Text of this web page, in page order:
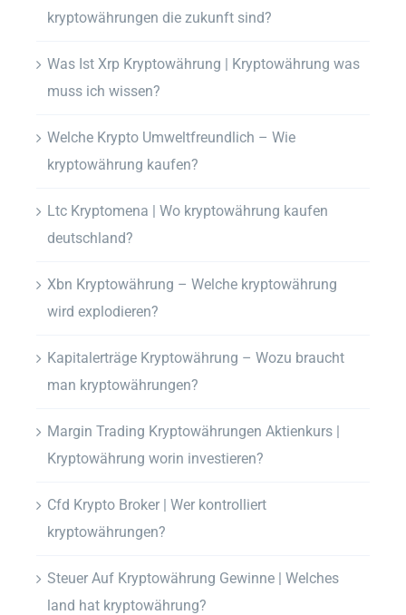
kryptowährungen die zukunft sind?
Was Ist Xrp Kryptowährung | Kryptowährung was
muss ich wissen?
Welche Krypto Umweltfreundlich – Wie
kryptowährung kaufen?
Ltc Kryptomena | Wo kryptowährung kaufen
deutschland?
Xbn Kryptowährung – Welche kryptowährung
wird explodieren?
Kapitalerträge Kryptowährung – Wozu braucht
man kryptowährungen?
Margin Trading Kryptowährungen Aktienkurs |
Kryptowährung worin investieren?
Cfd Krypto Broker | Wer kontrolliert
kryptowährungen?
Steuer Auf Kryptowährung Gewinne | Welches
land hat kryptowährung?